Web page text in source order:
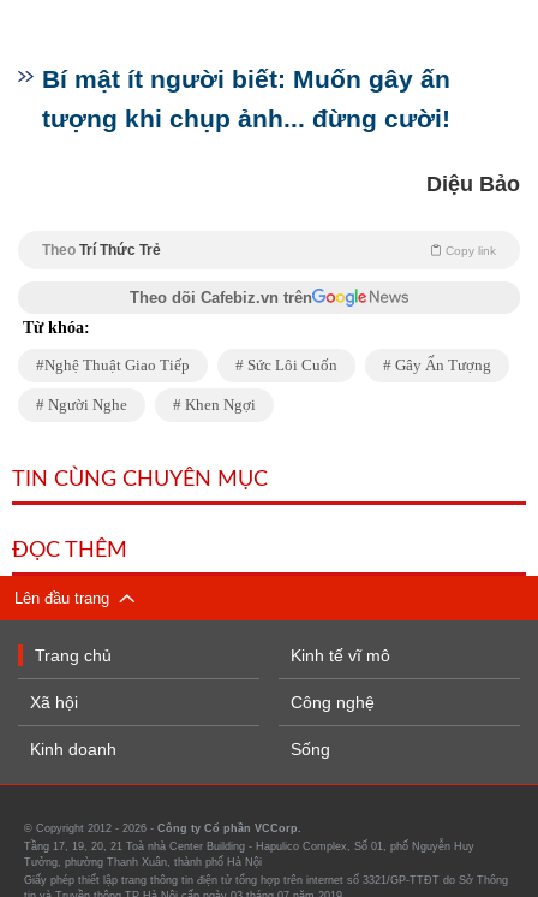
Bí mật ít người biết: Muốn gây ấn
tượng khi chụp ảnh... đừng cười!
Diệu Bảo
Theo Trí Thức Trẻ Copy link
Theo dõi Cafebiz.vn trên
Từ khóa:
Nghệ Thuật Giao Tiếp Sức Lôi Cuốn Gây Ấn Tượng
Người Nghe Khen Ngợi
TIN CÙNG CHUYÊN MỤC
ĐỌC THÊM
Lên đầu trang
Trang chủ
Xã hội
Kinh doanh
Kinh tế vĩ mô
Công nghệ
Sống
© Copyright 2012 - 2026 - Công ty Cổ phần VCCorp.
Tầng 17, 19, 20, 21 Toà nhà Center Building - Hapulico Complex, Số 01, phố Nguyễn Huy
Tưởng, phường Thanh Xuân, thành phố Hà Nội
Giấy phép thiết lập trang thông tin điện tử tổng hợp trên internet số 3321/GP-TTĐT do Sở Thông